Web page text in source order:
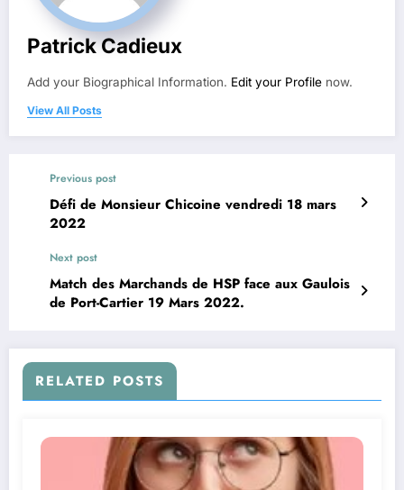
Patrick Cadieux
Add your Biographical Information. Edit your Profile now.
View All Posts
Previous post
Défi de Monsieur Chicoine vendredi 18 mars
2022
Next post
Match des Marchands de HSP face aux Gaulois
de Port-Cartier 19 Mars 2022.
RELATED POSTS